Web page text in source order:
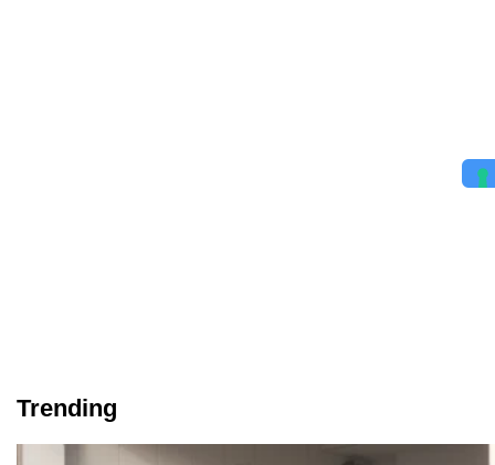
Trending